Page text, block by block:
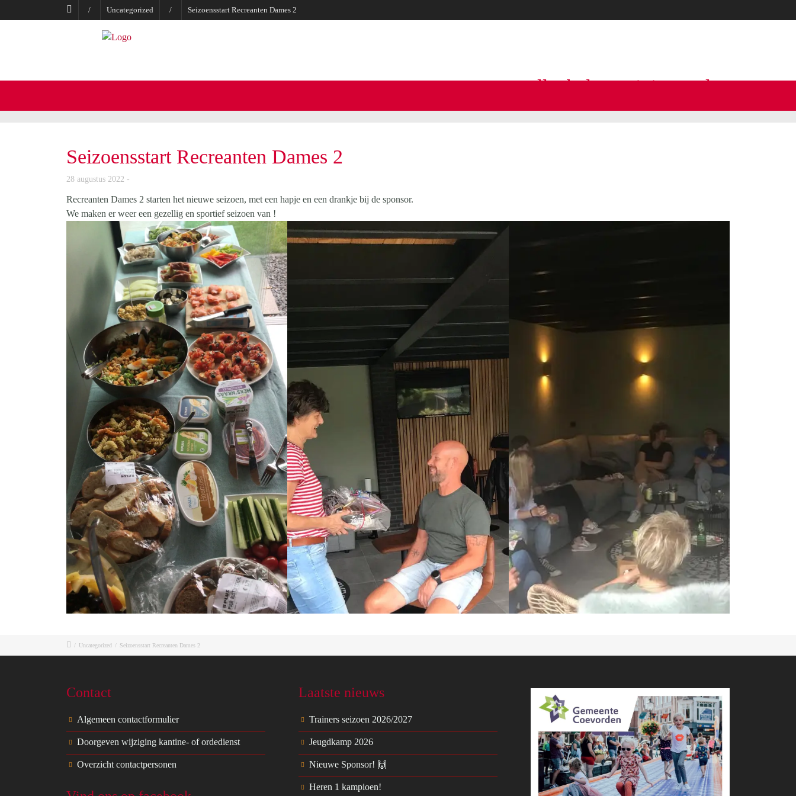
/ Uncategorized / Seizoensstart Recreanten Dames 2
Volleybalvereniging Dalen
Seizoensstart Recreanten Dames 2
28 augustus 2022
Recreanten Dames 2 starten het nieuwe seizoen, met een hapje en een drankje bij de sponsor.
We maken er weer een gezellig en sportief seizoen van !
/ Uncategorized / Seizoensstart Recreanten Dames 2
Contact
Algemeen contactformulier
Doorgeven wijziging kantine- of ordedienst
Overzicht contactpersonen
Laatste nieuws
Trainers seizoen 2026/2027
Jeugdkamp 2026
Nieuwe Sponsor! 🙌
Heren 1 kampioen!